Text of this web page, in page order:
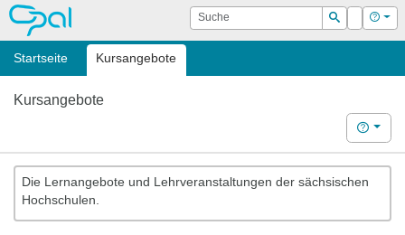
OPAL Suche
Suchen
Login Hilfe
Startseite Kursangebote
Kursangebote
Hilfe
Die Lernangebote und Lehrveranstaltungen der sächsischen
Hochschulen.